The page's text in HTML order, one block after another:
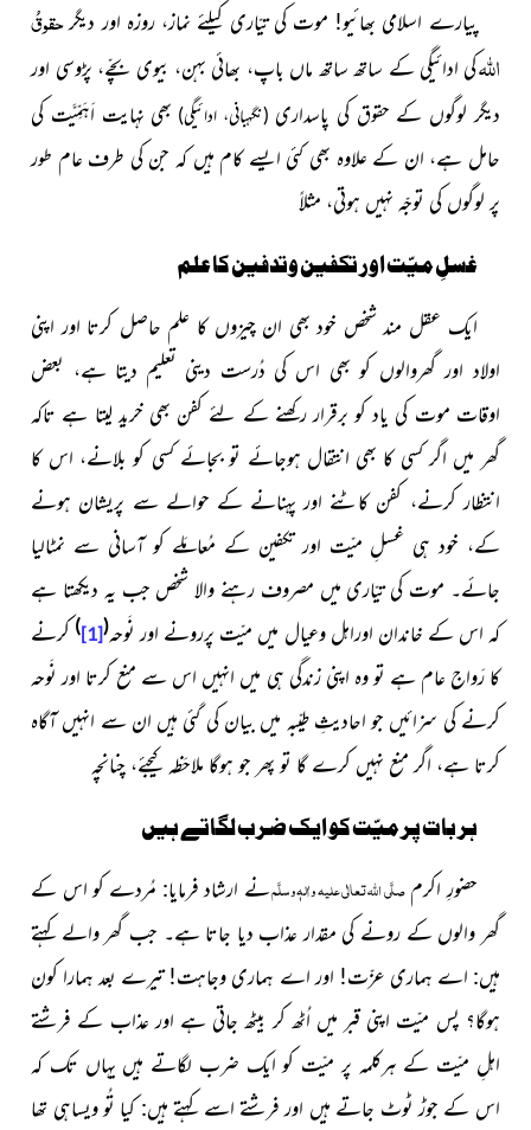
پیارے اسلامی بھائیو! موت کی تیّاری کیلئے نماز، روزہ اور دیگرحقوقُ
اللہکی ادائیگی کے ساتھ ساتھ ماں باپ، بھائی بہن، بیوی بچّے، پڑوسی اور
دیگر لوگوں کے حقوق کی پاسداری (نگہبانی، ادائیگی) بھی نہایت اَہَمِّیَّت کی
حامل ہے، ان کے علاوہ بھی کئی ایسے کام ہیں کہ جن کی طرف عام طور
پر لوگوں کی توجّہ نہیں ہوتی، مثلاً
غسلِ میّت اور تکفین وتدفین کا علم
ایک عقل مند شخص خود بھی ان چیزوں کا علم حاصل کرتا اور اپنی
اولاد اور گھروالوں کو بھی اس کی دُرست دینی تعلیم دیتا ہے، بعض
اوقات موت کی یاد کو برقرار رکھنے کے لئے کفن بھی خرید لیتا ہے تاکہ
گھر میں اگر کسی کا بھی انتقال ہوجائے تو بجائے کسی کو بلانے، اس کا
انتظار کرنے، کفن کاٹنے اور پہنانے کے حوالے سے پریشان ہونے
کے، خود ہی غسلِ میّت اور تکفین کے مُعامَلے کو آسانی سے نمٹالیا
جائے۔ موت کی تیّاری میں مصروف رہنے والا شخص جب یہ دیکھتا ہے
کہ اس کے خاندان اوراہل وعیال میں میّت پررونے اور نَوحہ)
[1]
( کرنے
کا رَواج عام ہے تو وہ اپنی زندگی ہی میں انہیں اس سے منع کرتا اور نَوحہ
کرنے کی سزائیں جو احادیثِ طیّبہ میں بیان کی گئی ہیں ان سے انہیں آگاہ
کرتا ہے، اگر منع نہیں کرے گا تو پھر جو ہوگا ملاحَظہ کیجئے، چنانچہ
ہر بات پر میّت کو ایک ضرب لگاتے ہیں
حضورِ اکرمصلَّی اللہ تعالٰی علیہ واٰلہٖ وسلَّمنے ارشاد فرمایا: مُردے کو اس کے
گھر والوں کے رونے کی مقدار عذاب دیا جاتا ہے۔ جب گھر والے کہتے
ہیں: اے ہماری عزّت! اور اے ہماری وجاہت! تیرے بعد ہمارا کون
ہوگا؟ پس میّت اپنی قبر میں اُٹھ کر بیٹھ جاتی ہے اور عذاب کے فرشتے
اہلِ میّت کے ہرکلمہ پر میّت کو ایک ضرب لگاتے ہیں یہاں تک کہ
اس کے جوڑ ٹوٹ جاتے ہیں اور فرشتے اسے کہتے ہیں: کیا تُو ویساہی تھا